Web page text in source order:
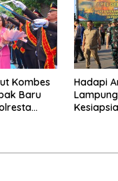
Kombes
Baru
Hadapi